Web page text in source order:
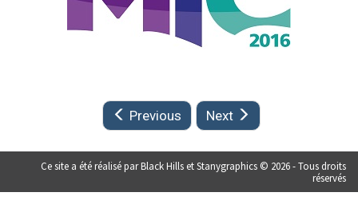
Previous Next
Ce site a été réalisé parBlack Hills et Stanygraphics © 2026 - Tous droits
réservés